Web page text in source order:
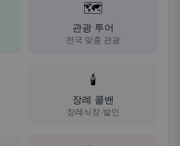
🗺️
관광 투어
전국 맞춤 관광
🕯️
장례 콜밴
장례식장·발인